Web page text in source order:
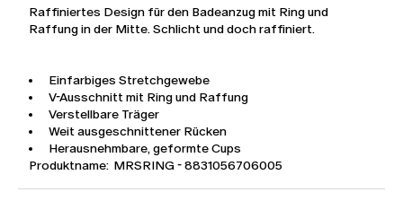
Raffiniertes Design für den Badeanzug mit Ring und
Raffung in der Mitte. Schlicht und doch raffiniert.
Einfarbiges Stretchgewebe
V-Ausschnitt mit Ring und Raffung
Verstellbare Träger
Weit ausgeschnittener Rücken
Herausnehmbare, geformte Cups
Produktname: MRSRING - 8831056706005